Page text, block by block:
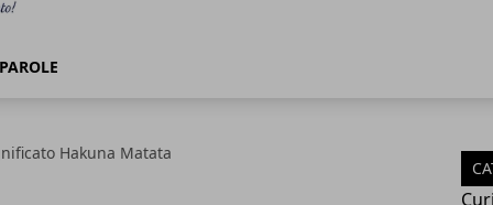
PAROLE
Hakuna Matata